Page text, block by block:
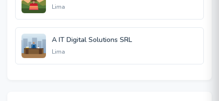
Lima
A IT Digital Solutions SRL
Lima